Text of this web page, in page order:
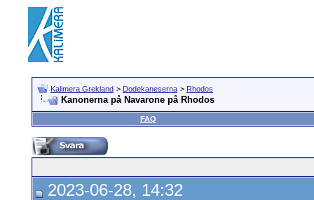
Kalimera Grekland > Dodekaneserna > Rhodos
Kanonerna på Navarone på Rhodos
FAQ
2023-06-28, 14:32